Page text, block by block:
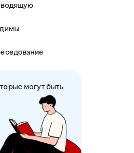
могут быть